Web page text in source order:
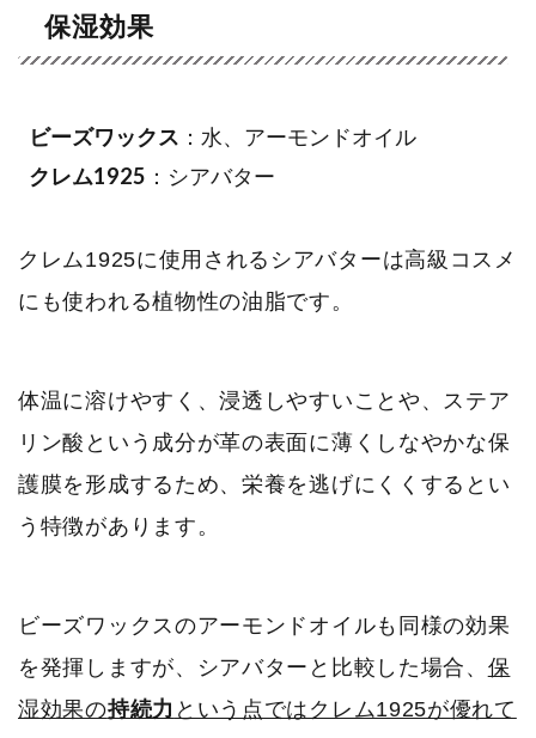
保湿効果
ビーズワックス ：水、アーモンドオイル
クレム1925 ：シアバター
クレム1925に使用されるシアバターは高級コスメ
にも使われる植物性の油脂です。
体温に溶けやすく、浸透しやすいことや、ステア
リン酸という成分が革の表面に薄くしなやかな保
護膜を形成するため、栄養を逃げにくくするとい
う特徴があります。
ビーズワックスのアーモンドオイルも同様の効果
を発揮しますが、シアバターと比較した場合、 保
湿効果の持続力 という点ではクレム1925が優れて